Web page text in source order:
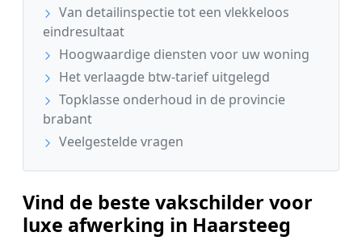
Van detailinspectie tot een vlekkeloos
eindresultaat
Hoogwaardige diensten voor uw woning
Het verlaagde btw-tarief uitgelegd
Topklasse onderhoud in de provincie
brabant
Veelgestelde vragen
Vind de beste vakschilder voor
luxe afwerking in Haarsteeg